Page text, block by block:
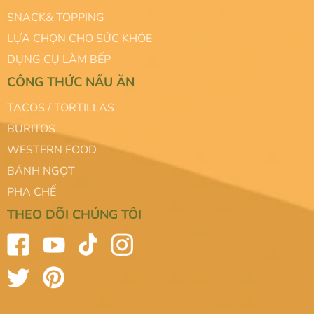
SNACK& TOPPING
LỰA CHỌN CHO SỨC KHỎE
DỤNG CỤ LÀM BẾP
CÔNG THỨC NẤU ĂN
TACOS / TORTILLAS
BURITOS
WESTERN FOOD
BÁNH NGỌT
PHA CHẾ
THEO DÕI CHÚNG TÔI